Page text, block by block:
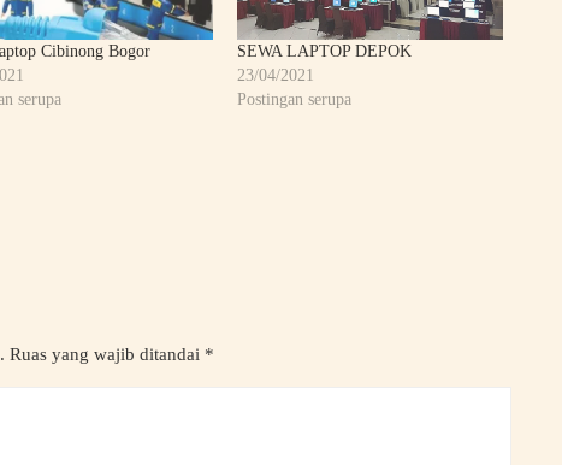
Cibinong Bogor
serupa
SEWA LAPTOP DEPOK
23/04/2021
Postingan serupa
Ruas yang wajib ditandai *